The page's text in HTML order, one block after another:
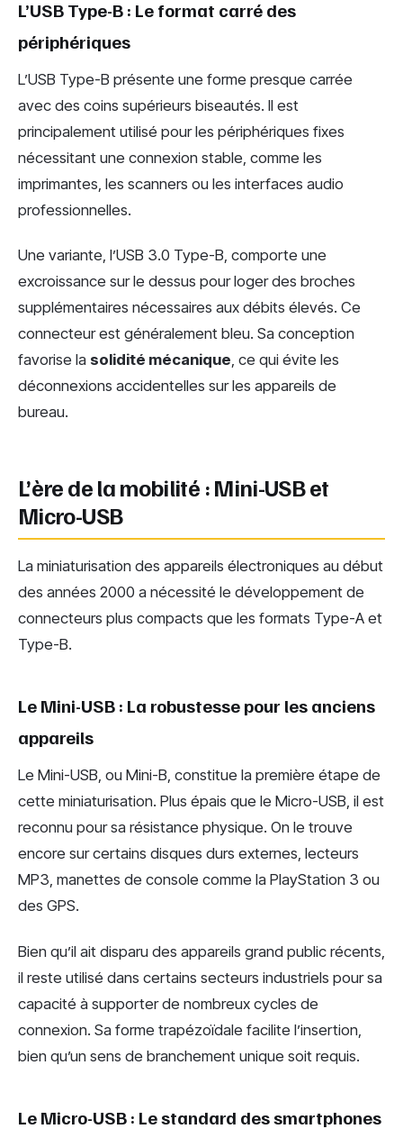
L’USB Type-B : Le format carré des
périphériques
L’USB Type-B présente une forme presque carrée
avec des coins supérieurs biseautés. Il est
principalement utilisé pour les périphériques fixes
nécessitant une connexion stable, comme les
imprimantes, les scanners ou les interfaces audio
professionnelles.
Une variante, l’USB 3.0 Type-B, comporte une
excroissance sur le dessus pour loger des broches
supplémentaires nécessaires aux débits élevés. Ce
connecteur est généralement bleu. Sa conception
favorise la solidité mécanique, ce qui évite les
déconnexions accidentelles sur les appareils de
bureau.
L’ère de la mobilité : Mini-USB et
Micro-USB
La miniaturisation des appareils électroniques au début
des années 2000 a nécessité le développement de
connecteurs plus compacts que les formats Type-A et
Type-B.
Le Mini-USB : La robustesse pour les anciens
appareils
Le Mini-USB, ou Mini-B, constitue la première étape de
cette miniaturisation. Plus épais que le Micro-USB, il est
reconnu pour sa résistance physique. On le trouve
encore sur certains disques durs externes, lecteurs
MP3, manettes de console comme la PlayStation 3 ou
des GPS.
Bien qu’il ait disparu des appareils grand public récents,
il reste utilisé dans certains secteurs industriels pour sa
capacité à supporter de nombreux cycles de
connexion. Sa forme trapézoïdale facilite l’insertion,
bien qu’un sens de branchement unique soit requis.
Le Micro-USB : Le standard des smartphones